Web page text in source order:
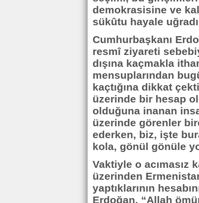
demokrasisine ve
sükûtu hayale
Cumhurbaşkanı
resmî ziyareti
dışına kaçmakla
mensuplarından
kaçtığına dikkat
üzerinde bir hesap
olduğuna inanan
üzerinde görenler
ederken, biz, işte
kola, gönül gönüle
Vaktiyle o acımasız
üzerinden
yaptıklarının
Erdoğan, “Allah